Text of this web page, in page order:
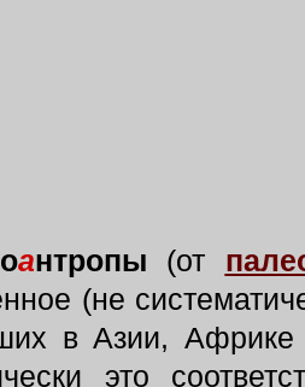
антропы (от
(не
в Азии,
это